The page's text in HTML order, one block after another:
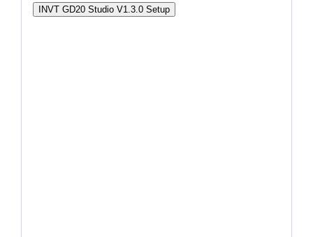
INVT GD20 Studio V1.3.0 Setup